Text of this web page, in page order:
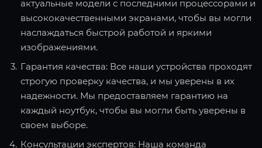
актуальные модели с последними процессорами и
высококачественными экранами, чтобы вы могли
наслаждаться быстрой работой и яркими
изображениями.
Гарантия качества: Все наши устройства проходят
строгую проверку качества, и мы уверены в их
надежности. Мы предоставляем гарантию на
каждый ноутбук, чтобы вы могли быть уверены в
своем выборе.
Консультации экспертов: Наша команда